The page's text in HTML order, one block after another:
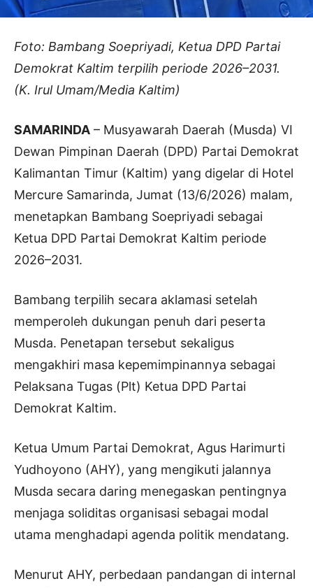
Foto: Bambang Soepriyadi, Ketua DPD Partai
Demokrat Kaltim terpilih periode 2026–2031.
(K. Irul Umam/Media Kaltim)
SAMARINDA – Musyawarah Daerah (Musda) VI
Dewan Pimpinan Daerah (DPD) Partai Demokrat
Kalimantan Timur (Kaltim) yang digelar di Hotel
Mercure Samarinda, Jumat (13/6/2026) malam,
menetapkan Bambang Soepriyadi sebagai
Ketua DPD Partai Demokrat Kaltim periode
2026–2031.
Bambang terpilih secara aklamasi setelah
memperoleh dukungan penuh dari peserta
Musda. Penetapan tersebut sekaligus
mengakhiri masa kepemimpinannya sebagai
Pelaksana Tugas (Plt) Ketua DPD Partai
Demokrat Kaltim.
Ketua Umum Partai Demokrat, Agus Harimurti
Yudhoyono (AHY), yang mengikuti jalannya
Musda secara daring menegaskan pentingnya
menjaga soliditas organisasi sebagai modal
utama menghadapi agenda politik mendatang.
Menurut AHY, perbedaan pandangan di internal